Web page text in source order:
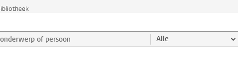
of persoon en selecteer categorie Alle